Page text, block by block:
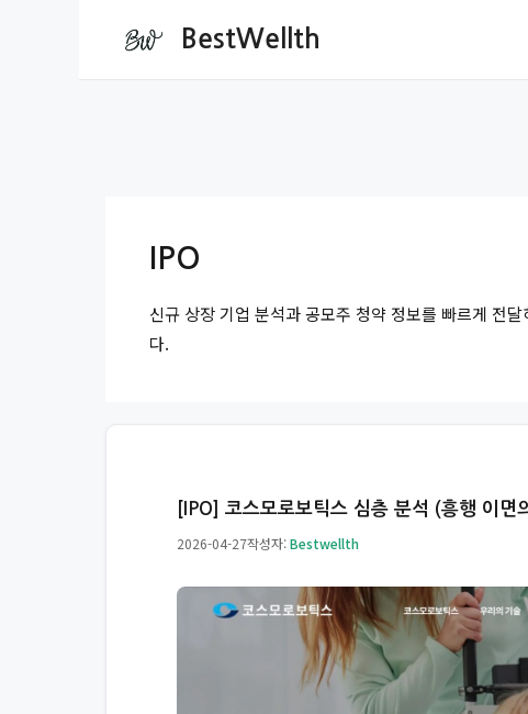
BestWellth
IPO
신규 상장 기업 분석과 공모주 청약 정보를 빠르게 전
다.
[IPO] 코스모로보틱스 심층 분석 (흥행 이면
2026-04-27작성자:Bestwellth